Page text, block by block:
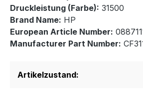
Druckleistung (Farbe): 31500
Brand Name: HP
European Article Number:
Manufacturer Part Number:
Artikelzustand: